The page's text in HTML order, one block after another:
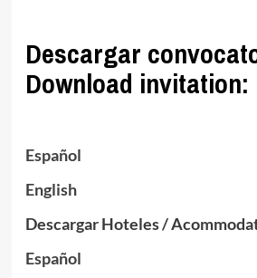
Descargar
Download invitation:
Español
English
Descargar Hoteles /
Español